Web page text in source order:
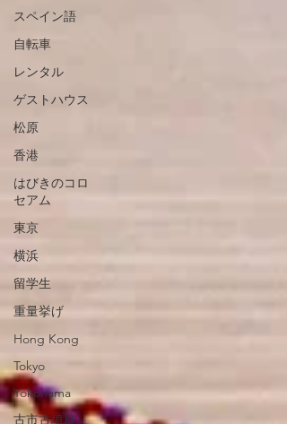
スペイン語
自転車
レンタル
ゲストハウス
松原
香港
はびきのコロ
セアム
東京
横浜
留学生
重量挙げ
Hong Kong
Tokyo
Yokohama
古市古墳群